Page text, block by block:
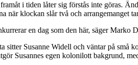
i tiden låter sig förstås inte göras.
när klockan slår två och arrangemanget
en dag som den här, säger
sitter Susanne Widell och väntar på små
Susannes egen kolonilott bakgrund,